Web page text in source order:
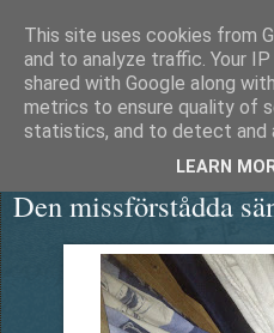
Den missförstådda
This site uses cookies from
and to analyze traffic. Your
shared with Google along
metrics to ensure quality of
statistics, and to detect and
LEARN